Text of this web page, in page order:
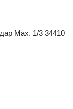
Мах. 1/3 34410